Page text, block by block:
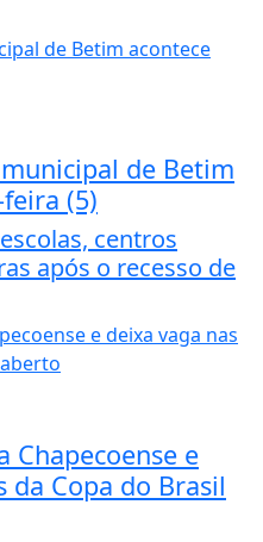
de Betim
(5)
centros
após o recesso de
Chapecoense e
da Copa do Brasil